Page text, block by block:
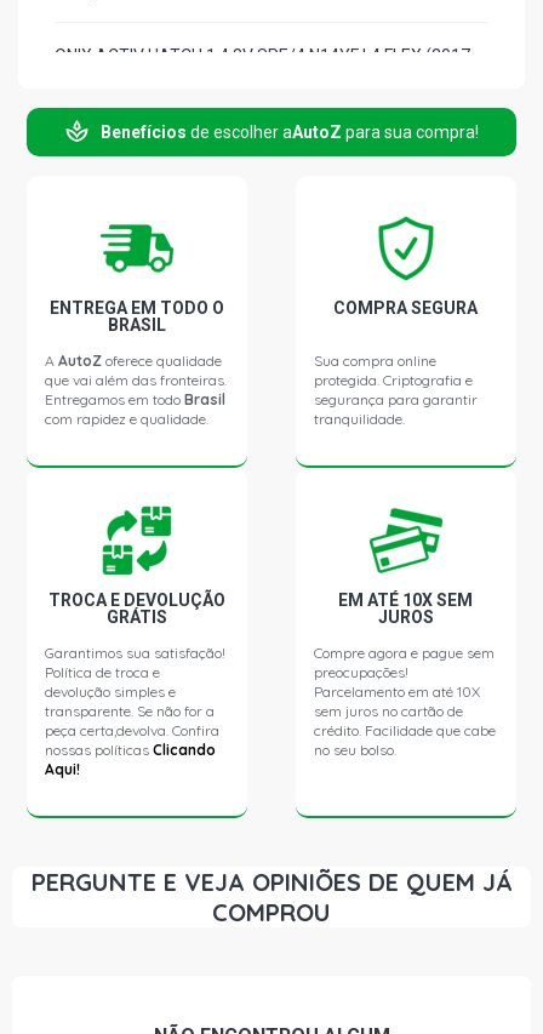
ONIX ACTIV HATCH 1.4 8V SPE/4 N14YF L4 FLEX (2017 -
ONIX EFFECT HATCH 1.4 8V SPE/4 N14YF L4 FLEX (2015
- 2020)
ONIX SELEÇÃO HATCH 1.0 8V SPE/4 N10YFH L4 FLEX
(2015 - 2015)
Benefícios de escolher aAutoZ para sua compra!
ENTREGA EM TODO O
BRASIL
AAutoZ oferece qualidade
que vai além das fronteiras.
Entregamos em todoBrasil
com rapidez e qualidade.
COMPRA SEGURA
Sua compra online
protegida. Criptografia e
segurança para garantir
tranquilidade.
TROCA E DEVOLUÇÃO
GRÁTIS
Garantimos sua satisfação!
Política de troca e
devolução simples e
transparente. Se não for a
peça certa,devolva. Confira
nossas políticasClicando
Aqui!
EM ATÉ 10X SEM
JUROS
Compre agora e pague sem
preocupações!
Parcelamento em até 10X
sem juros no cartão de
crédito. Facilidade que cabe
no seu bolso.
PERGUNTE E VEJA OPINIÕES DE QUEM JÁ
COMPROU